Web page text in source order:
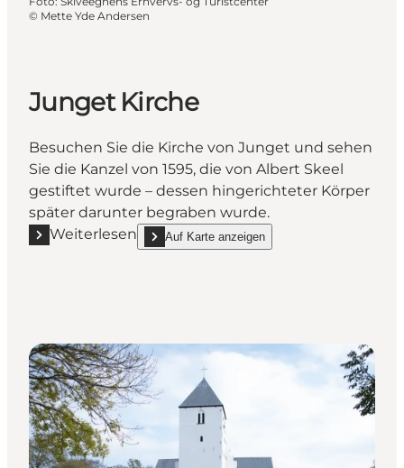
© Mette Yde Andersen
Junget Kirche
Besuchen Sie die Kirche von Junget und sehen
Sie die Kanzel von 1595, die von Albert Skeel
gestiftet wurde – dessen hingerichteter Körper
später darunter begraben wurde.
Weiterlesen
Mehr erfahren "Junget Kirche"
Auf Karte anzeigen
show Junget Kirche on_map